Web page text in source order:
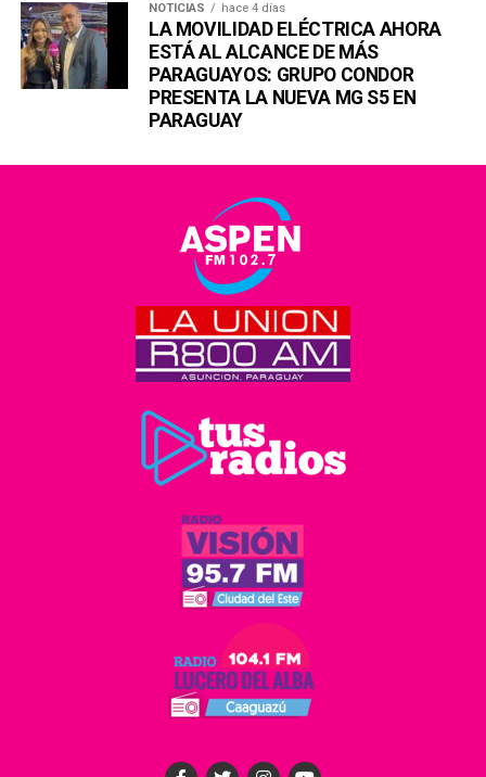
NOTICIAS hace 4 días
LA MOVILIDAD ELÉCTRICA AHORA
ESTÁ AL ALCANCE DE MÁS
PARAGUAYOS: GRUPO CONDOR
PRESENTA LA NUEVA MG S5 EN
PARAGUAY